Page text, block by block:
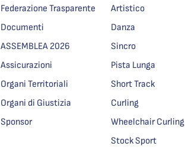
Federazione Trasparente
Documenti
ASSEMBLEA 2026
Assicurazioni
Organi Territoriali
Organi di Giustizia
Sponsor
Artistico
Danza
Sincro
Pista Lunga
Short Track
Curling
Wheelchair Curling
Stock Sport